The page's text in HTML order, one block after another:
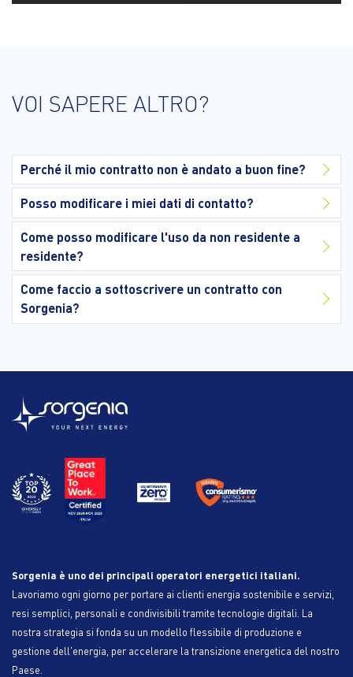
VOI SAPERE ALTRO?
Perché il mio contratto non è andato a buon fine?
Posso modificare i miei dati di contatto?
Come posso modificare l'uso da non residente a
residente?
Come faccio a sottoscrivere un contratto con
Sorgenia?
Sorgenia è uno dei principali operatori energetici italiani.
Lavoriamo ogni giorno per portare ai clienti energia sostenibile e servizi,
resi semplici, personali e condivisibili tramite tecnologie digitali. La
nostra strategia si fonda su un modello flessibile di produzione e
gestione dell'energia, per accelerare la transizione energetica del nostro
Paese.